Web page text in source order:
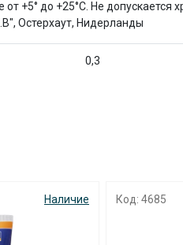
+5° до +25°С. Не допускается
Остерхаут, Нидерланды
0,3
Наличие Код: 4685